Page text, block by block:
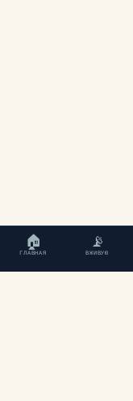
🏠
ГЛАВНАЯ
📡
ВЖИВУЮ